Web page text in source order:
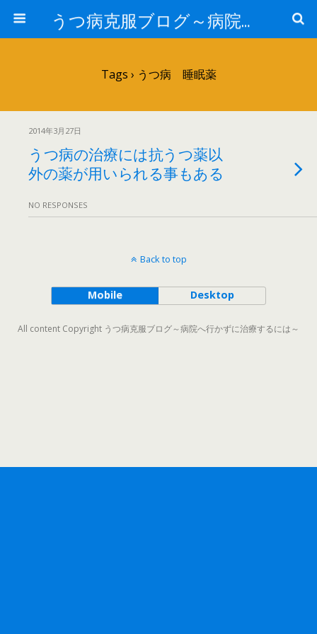
うつ病克服ブログ～病院へ行かずに治療するには～
Tags › うつ病 睡眠薬
2014年3月27日
うつ病の治療には抗うつ薬以
外の薬が用いられる事もある
NO RESPONSES
Back to top
Mobile Desktop
All content Copyright うつ病克服ブログ～病院へ行かずに治療するには～